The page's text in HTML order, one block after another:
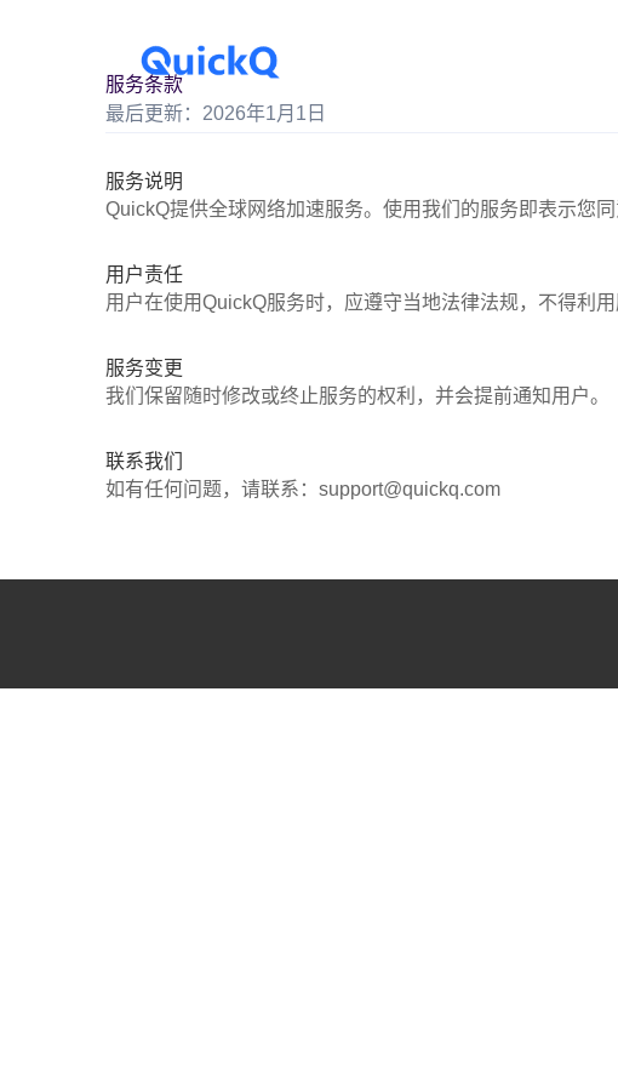
服务条款
最后更新：2026年1月1日
服务说明
QuickQ提供全球网络加速服务。使用我们的服务即表示您
用户责任
用户在使用QuickQ服务时，应遵守当地法律法规，不得利用
服务变更
我们保留随时修改或终止服务的权利，并会提前通知用户。
联系我们
如有任何问题，请联系：support@quickq.com